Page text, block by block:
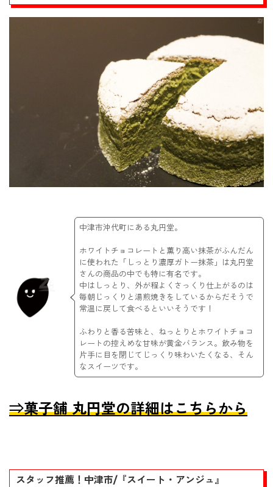
中津市沖代町にある丸円堂。
ホワイトチョコレートと薫り高い抹茶がふんだん
に使われた「しっとり濃厚ガトー抹茶」は丸円堂
さんの商品の中でも特に有名です。
中はしっとり、外が程よくさっくり仕上がるのは
毎朝じっくりと湯煎焼きをしているからだそうで
常温に戻して食べるといいそうです！
ふわりと香る苦味と、ねっとりとホワイトチョコ
レートの控えめな甘味が黄金バランス。飲み物を
片手に目を閉じてじっくり味わいたくなる、そん
なスイーツです。
⇒菓子舗 丸円堂の詳細はこちらから
スタッフ推薦！中津市/『スイート・アンジュ』